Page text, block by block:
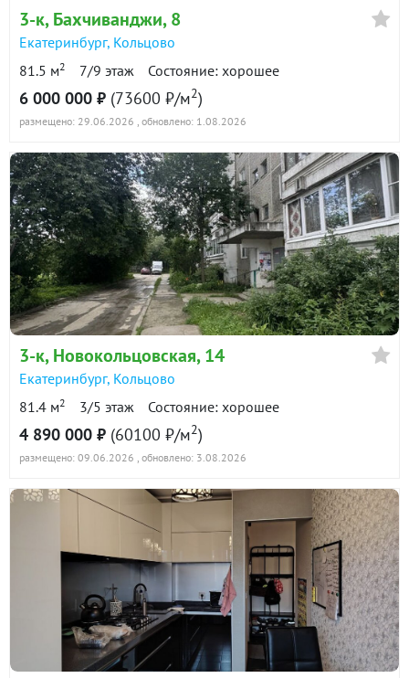
3-к, Бахчиванджи, 8
Екатеринбург, Кольцово
81.5 м2 7/9 этаж Состояние: хорошее
6 000 000 ₽ (73600 ₽/м2)
размещено: 29.06.2026 , обновлено: 1.08.2026
3-к, Новокольцовская, 14
Екатеринбург, Кольцово
81.4 м2 3/5 этаж Состояние: хорошее
4 890 000 ₽ (60100 ₽/м2)
размещено: 09.06.2026 , обновлено: 3.08.2026